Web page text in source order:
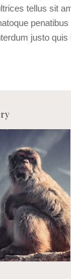
tellus sit
justo quis